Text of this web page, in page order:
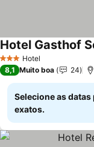
3 EstrelasHotel
Hotel Gasthof
8,1 Muito boa 24
Selecione as
exatos.